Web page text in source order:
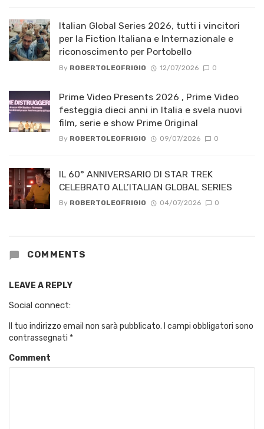
Italian Global Series 2026, tutti i vincitori
per la Fiction Italiana e Internazionale e
riconoscimento per Portobello
By ROBERTOLEOFRIGIO 12/07/2026 0
Prime Video Presents 2026 , Prime Video
festeggia dieci anni in Italia e svela nuovi
film, serie e show Prime Original
By ROBERTOLEOFRIGIO 09/07/2026 0
IL 60° ANNIVERSARIO DI STAR TREK
CELEBRATO ALL’ITALIAN GLOBAL SERIES
By ROBERTOLEOFRIGIO 04/07/2026 0
COMMENTS
LEAVE A REPLY
Social connect:
Il tuo indirizzo email non sarà pubblicato. I campi obbligatori sono
contrassegnati *
Comment